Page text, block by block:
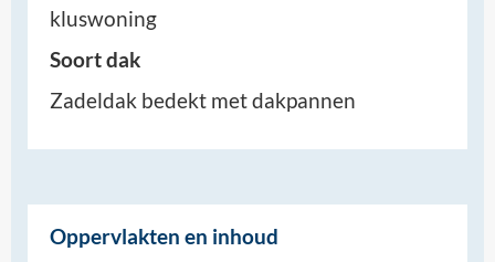
kluswoning
Soort dak
Zadeldak bedekt met dakpannen
Oppervlakten en inhoud